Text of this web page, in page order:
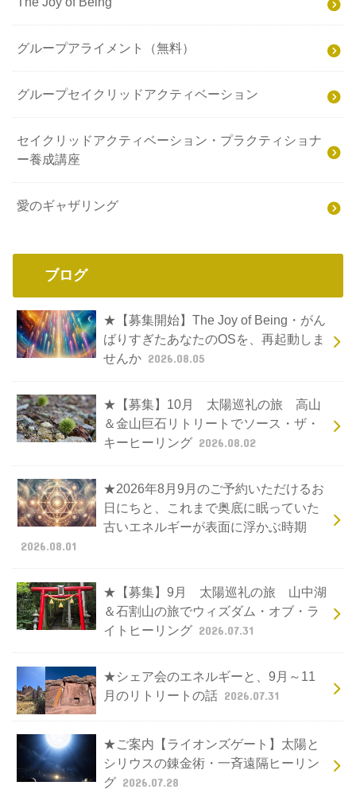
グループアライメント（無料）
グループセイクリッドアクティベーション
セイクリッドアクティベーション・プラクティショナ
ー養成講座
愛のギャザリング
ブログ
★【募集開始】The Joy of Being・がん
ばりすぎたあなたのOSを、再起動しま
せんか 2026.08.05
★【募集】10月 太陽巡礼の旅 高山
＆金山巨石リトリートでソース・ザ・
キーヒーリング 2026.08.02
★2026年8月9月のご予約いただけるお
日にちと、これまで奥底に眠っていた
古いエネルギーが表面に浮かぶ時期
2026.08.01
★【募集】9月 太陽巡礼の旅 山中湖
＆石割山の旅でウィズダム・オブ・ラ
イトヒーリング 2026.07.31
★シェア会のエネルギーと、9月～11
月のリトリートの話 2026.07.31
★ご案内【ライオンズゲート】太陽と
シリウスの錬金術・一斉遠隔ヒーリン
グ 2026.07.28